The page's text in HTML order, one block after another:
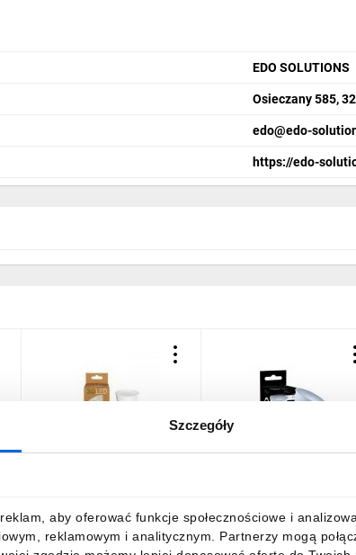
Szczegóły
aby oferować funkcje społecznościowe i
reklamowym i analitycznym. Partnerzy mogą
EDO SOLUTIONS
Osieczany 585,
edo@edo-
https://edo-
6,69 złbrutto
EDO
3,60 złbrutto